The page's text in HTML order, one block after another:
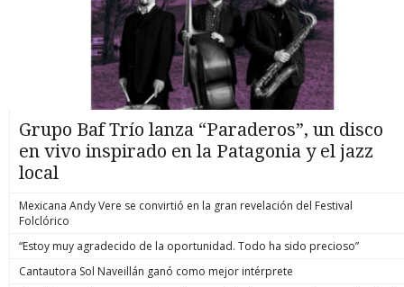
Grupo Baf Trío lanza “Paraderos”, un disco
en vivo inspirado en la Patagonia y el jazz
local
Mexicana Andy Vere se convirtió en la gran revelación del Festival
Folclórico
“Estoy muy agradecido de la oportunidad. Todo ha sido precioso”
Cantautora Sol Naveillán ganó como mejor intérprete